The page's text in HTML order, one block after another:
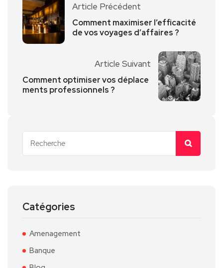
Article Précédent
Comment maximiser l’efficacité
de vos voyages d’affaires ?
Article Suivant
Comment optimiser vos déplace
ments professionnels ?
Catégories
Amenagement
Banque